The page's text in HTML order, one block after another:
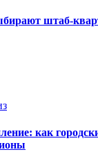
штаб-
как